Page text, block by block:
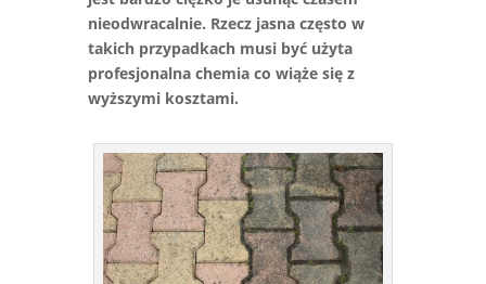
nieodwracalnie. Rzecz jasna często w
takich przypadkach musi być użyta
profesjonalna chemia co wiąże się z
wyższymi kosztami.